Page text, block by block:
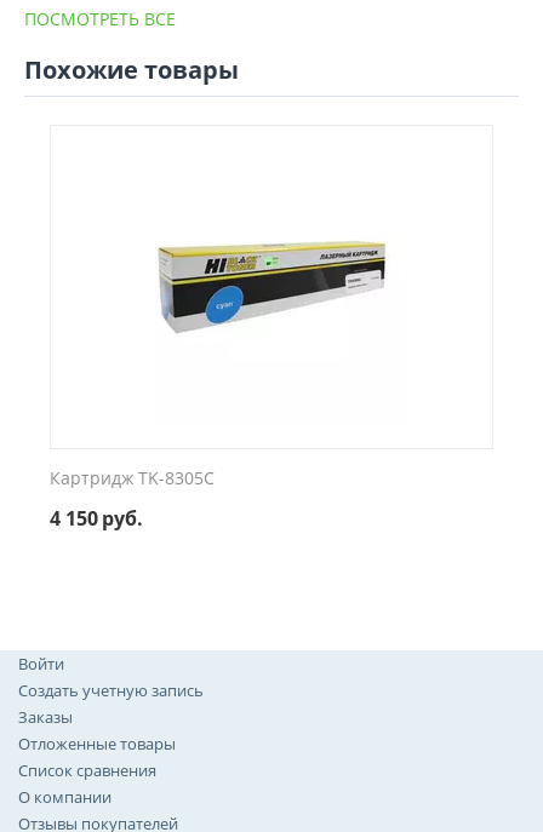
ПОСМОТРЕТЬ ВСЕ
Похожие товары
Картридж TK-8305C
4 150руб.
Войти
Создать учетную запись
Заказы
Отложенные товары
Список сравнения
О компании
Отзывы покупателей